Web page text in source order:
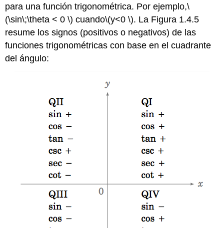
para una función trigonométrica. Por ejemplo,\
(\sin\;\theta < 0 \) cuando\(y<0 \). La Figura 1.4.5
resume los signos (positivos o negativos) de las
funciones trigonométricas con base en el cuadrante
del ángulo: